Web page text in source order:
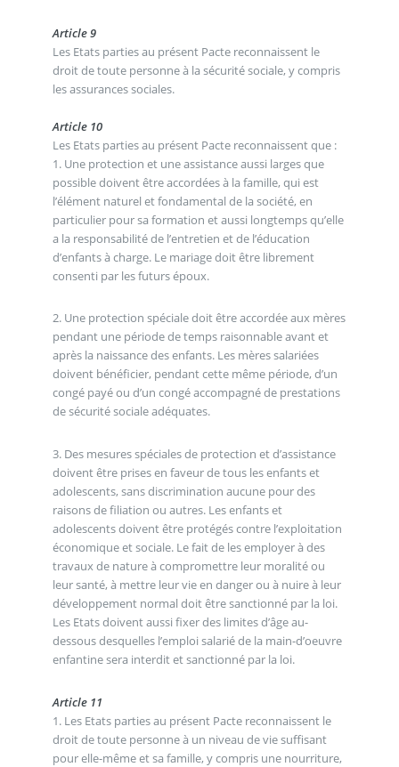
Article 9
Les Etats parties au présent Pacte reconnaissent le
droit de toute personne à la sécurité sociale, y compris
les assurances sociales.
Article 10
Les Etats parties au présent Pacte reconnaissent que :
1. Une protection et une assistance aussi larges que
possible doivent être accordées à la famille, qui est
l’élément naturel et fondamental de la société, en
particulier pour sa formation et aussi longtemps qu’elle
a la responsabilité de l’entretien et de l’éducation
d’enfants à charge. Le mariage doit être librement
consenti par les futurs époux.
2. Une protection spéciale doit être accordée aux mères
pendant une période de temps raisonnable avant et
après la naissance des enfants. Les mères salariées
doivent bénéficier, pendant cette même période, d’un
congé payé ou d’un congé accompagné de prestations
de sécurité sociale adéquates.
3. Des mesures spéciales de protection et d’assistance
doivent être prises en faveur de tous les enfants et
adolescents, sans discrimination aucune pour des
raisons de filiation ou autres. Les enfants et
adolescents doivent être protégés contre l’exploitation
économique et sociale. Le fait de les employer à des
travaux de nature à compromettre leur moralité ou
leur santé, à mettre leur vie en danger ou à nuire à leur
développement normal doit être sanctionné par la loi.
Les Etats doivent aussi fixer des limites d’âge au-
dessous desquelles l’emploi salarié de la main-d’oeuvre
enfantine sera interdit et sanctionné par la loi.
Article 11
1. Les Etats parties au présent Pacte reconnaissent le
droit de toute personne à un niveau de vie suffisant
pour elle-même et sa famille, y compris une nourriture,